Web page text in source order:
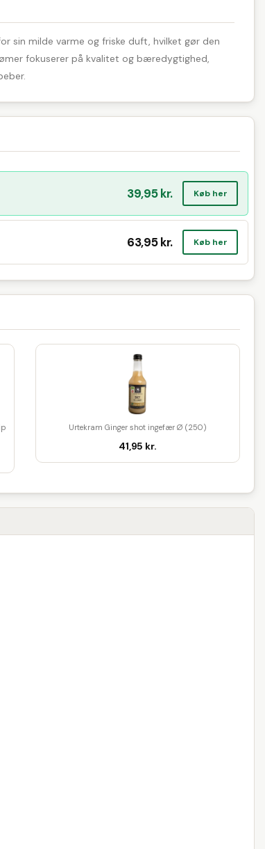
sin milde varme og friske duft, hvilket gør den
fokuserer på kvalitet og bæredygtighed,
39,95 kr. Køb her
63,95 kr. Køb her
Urtekram Ginger shot ingefær Ø (250)
41,95 kr.